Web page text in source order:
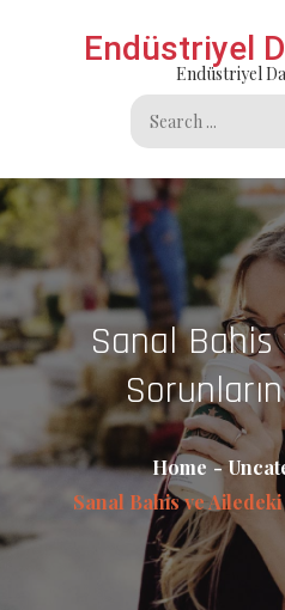
Endüstriyel
Endüstriyel
Search
for:
Sanal
Home
Sanal Bahis ve